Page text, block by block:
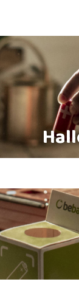
het zoekveld